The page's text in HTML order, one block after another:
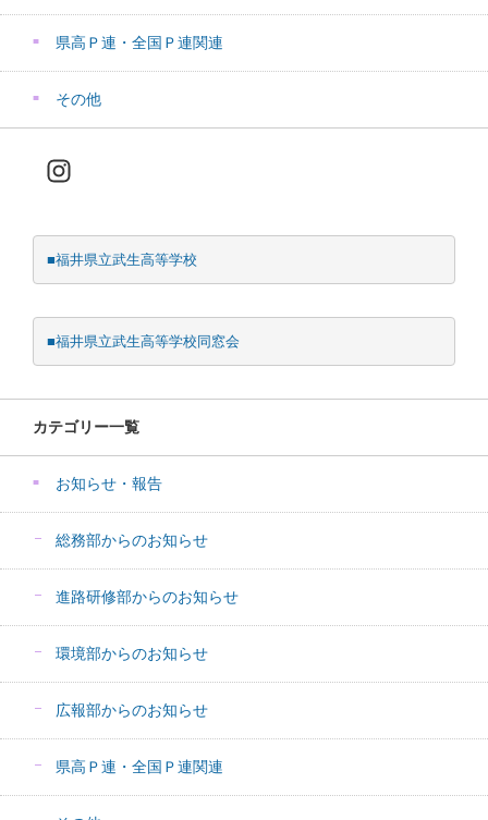
県高Ｐ連・全国Ｐ連関連
その他
Instagram
■福井県立武生高等学校
■福井県立武生高等学校同窓会
カテゴリー一覧
お知らせ・報告
総務部からのお知らせ
進路研修部からのお知らせ
環境部からのお知らせ
広報部からのお知らせ
県高Ｐ連・全国Ｐ連関連